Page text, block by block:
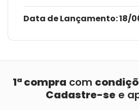
Data de Lançamento:18/